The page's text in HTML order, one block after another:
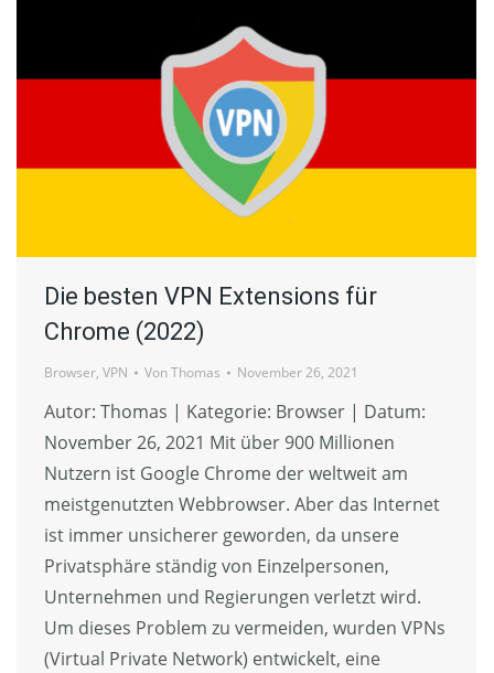
Die besten VPN Extensions für
Chrome (2022)
Browser, VPN VonThomas November 26, 2021
Autor: Thomas | Kategorie: Browser | Datum:
November 26, 2021 Mit über 900 Millionen
Nutzern ist Google Chrome der weltweit am
meistgenutzten Webbrowser. Aber das Internet
ist immer unsicherer geworden, da unsere
Privatsphäre ständig von Einzelpersonen,
Unternehmen und Regierungen verletzt wird.
Um dieses Problem zu vermeiden, wurden VPNs
(Virtual Private Network) entwickelt, eine